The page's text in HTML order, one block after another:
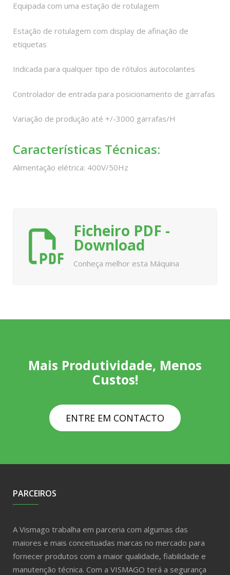
Equipada com uma estação de rotulagem
Estação de rotulagem com display de afinação de
etiquetas
Indicada para qualquer tipo de rótulos autocolantes
Controlador de entrada para posicionamento de garrafas
Variação de produção até +/-3000 garrafas/H
Características Técnicas:
Alimentação elétrica: 400V/50Hz
Ficheiro PDF -
Download
Conheça melhor esta Máquina
Mais Produtividade, Menos
Custos!
ENTRE EM CONTACTO
PARCEIROS
A Vismago trabalha em parceria com algumas das
maiores e mais conceituadas marcas no mercado para
fornecer produtos com a maior qualidade, fiabilidade e
manutenção técnica. Com a VISMAGO terá a segurança